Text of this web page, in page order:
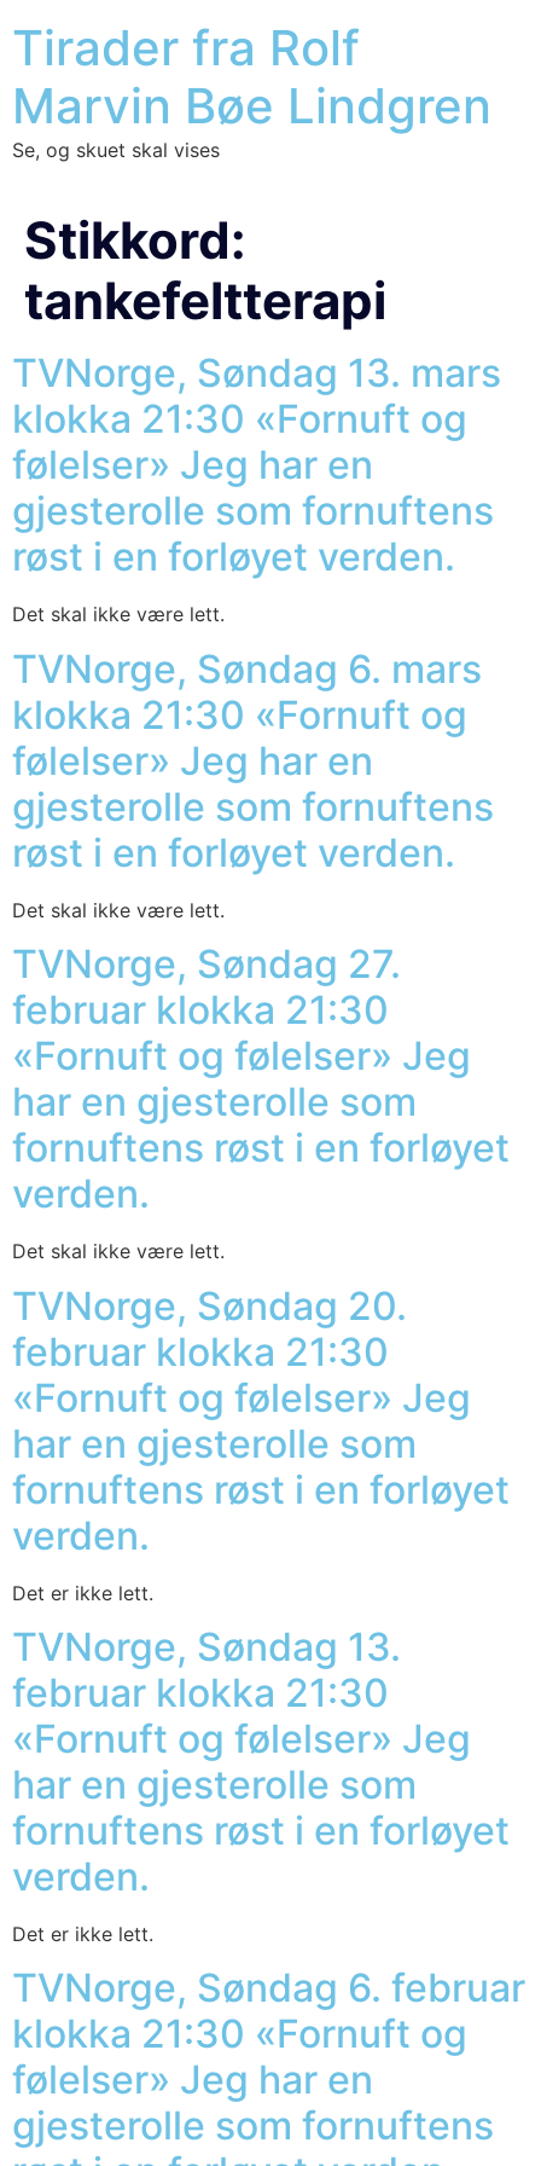
Tirader fra Rolf
Marvin Bøe Lindgren
Se, og skuet skal vises
Stikkord:
tankefeltterapi
TVNorge, Søndag 13. mars
klokka 21:30 «Fornuft og
følelser» Jeg har en
gjesterolle som fornuftens
røst i en forløyet verden.
Det skal ikke være lett.
TVNorge, Søndag 6. mars
klokka 21:30 «Fornuft og
følelser» Jeg har en
gjesterolle som fornuftens
røst i en forløyet verden.
Det skal ikke være lett.
TVNorge, Søndag 27.
februar klokka 21:30
«Fornuft og følelser» Jeg
har en gjesterolle som
fornuftens røst i en forløyet
verden.
Det skal ikke være lett.
TVNorge, Søndag 20.
februar klokka 21:30
«Fornuft og følelser» Jeg
har en gjesterolle som
fornuftens røst i en forløyet
verden.
Det er ikke lett.
TVNorge, Søndag 13.
februar klokka 21:30
«Fornuft og følelser» Jeg
har en gjesterolle som
fornuftens røst i en forløyet
verden.
Det er ikke lett.
TVNorge, Søndag 6. februar
klokka 21:30 «Fornuft og
følelser» Jeg har en
gjesterolle som fornuftens